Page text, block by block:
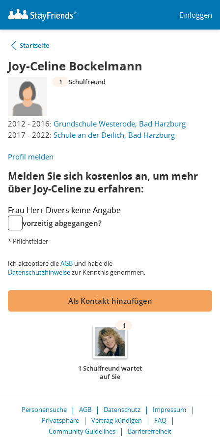
Einloggen
Startseite
Joy-Celine Bockelmann
2012 - 2016: Grundschule Westerode, Bad Harzburg
2017 - 2022: Schule an der Deilich, Bad Harzburg
1 Schulfreund
Profil melden
Melden Sie sich kostenlos an, um mehr
über Joy-Celine zu erfahren:
Frau Herr Divers keine Angabe
vorzeitig abgegangen?
* Pflichtfelder
Ich akzeptiere dieAGB und habe die
Datenschutzhinweisezur Kenntnis genommen.
Als Kontakt hinzufügen
1
1 Schulfreund wartet
auf Sie
Personensuche AGB Datenschutz
Impressum
Privatsphäre
Vertrag kündigen
FAQ
Community Guidelines
Barrierefreiheit